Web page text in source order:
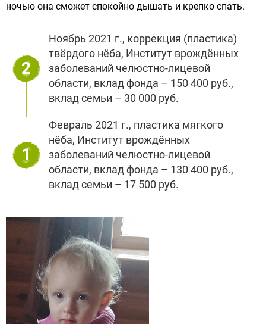
ночью она сможет спокойно дышать и крепко спать.
2
Ноябрь 2021 г., коррекция (пластика)
твёрдого нёба, Институт врождённых
заболеваний челюстно-лицевой
области, вклад фонда – 150 400 руб.,
вклад семьи – 30 000 руб.
1
Февраль 2021 г., пластика мягкого
нёба, Институт врождённых
заболеваний челюстно-лицевой
области, вклад фонда – 130 400 руб.,
вклад семьи – 17 500 руб.